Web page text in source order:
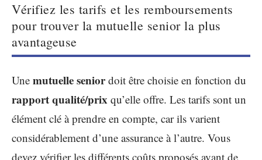
Vérifiez les tarifs et les remboursements
pour trouver la mutuelle senior la plus
avantageuse
Une mutuelle seniordoit être choisie en fonction du
rapport qualité/prix qu’elle offre. Les tarifs sont un
élément clé à prendre en compte, car ils varient
considérablement d’une assurance à l’autre. Vous
devez vérifier les différents coûts proposés avant de